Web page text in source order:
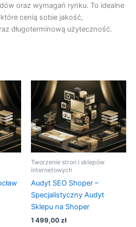
oraz wymagań rynku. To idealne
cenią sobie jakość,
długoterminową użyteczność.
Tworzenie stron i sklepów
internetowych
Audyt SEO Shoper –
Specjalistyczny Audyt
Sklepu na Shoper
1 499,00zł